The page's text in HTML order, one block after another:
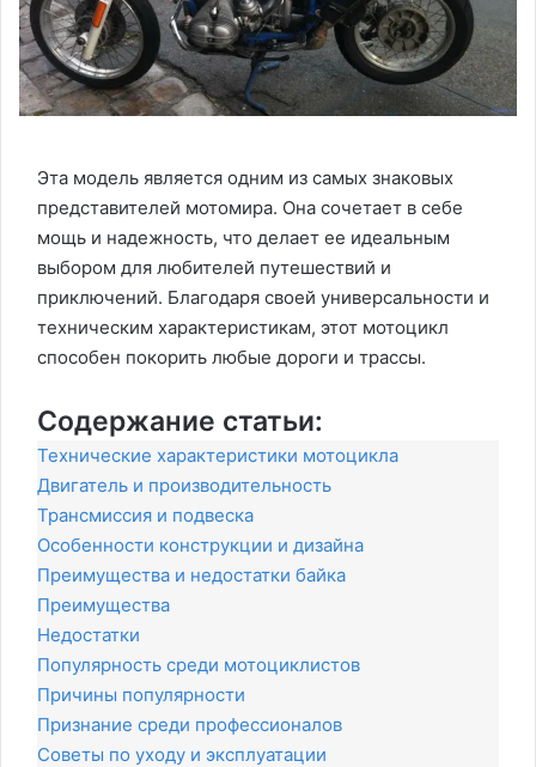
Эта модель является одним из самых знаковых
представителей мотомира. Она сочетает в себе
мощь и надежность, что делает ее идеальным
выбором для любителей путешествий и
приключений. Благодаря своей универсальности и
техническим характеристикам, этот мотоцикл
способен покорить любые дороги и трассы.
Содержание статьи:
Технические характеристики мотоцикла
Двигатель и производительность
Трансмиссия и подвеска
Особенности конструкции и дизайна
Преимущества и недостатки байка
Преимущества
Недостатки
Популярность среди мотоциклистов
Причины популярности
Признание среди профессионалов
Советы по уходу и эксплуатации